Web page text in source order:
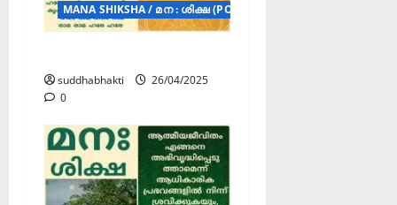
MANA SHIKSHA / മന : ശിക്ഷ (POSTERS)
suddhabhakti
26/04/2025
0